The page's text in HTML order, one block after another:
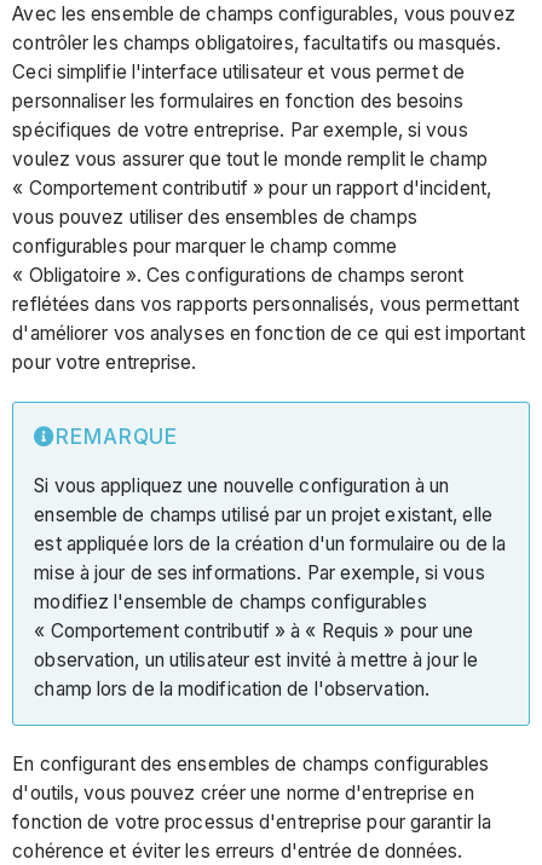
Avec les ensemble de champs configurables, vous pouvez
contrôler les champs obligatoires, facultatifs ou masqués.
Ceci simplifie l'interface utilisateur et vous permet de
personnaliser les formulaires en fonction des besoins
spécifiques de votre entreprise. Par exemple, si vous
voulez vous assurer que tout le monde remplit le champ
« Comportement contributif » pour un rapport d'incident,
vous pouvez utiliser des ensembles de champs
configurables pour marquer le champ comme
« Obligatoire ». Ces configurations de champs seront
reflétées dans vos rapports personnalisés, vous permettant
d'améliorer vos analyses en fonction de ce qui est important
pour votre entreprise.
REMARQUE
Si vous appliquez une nouvelle configuration à un
ensemble de champs utilisé par un projet existant, elle
est appliquée lors de la création d'un formulaire ou de la
mise à jour de ses informations. Par exemple, si vous
modifiez l'ensemble de champs configurables
« Comportement contributif » à « Requis » pour une
observation, un utilisateur est invité à mettre à jour le
champ lors de la modification de l'observation.
En configurant des ensembles de champs configurables
d'outils, vous pouvez créer une norme d'entreprise en
fonction de votre processus d'entreprise pour garantir la
cohérence et éviter les erreurs d'entrée de données.